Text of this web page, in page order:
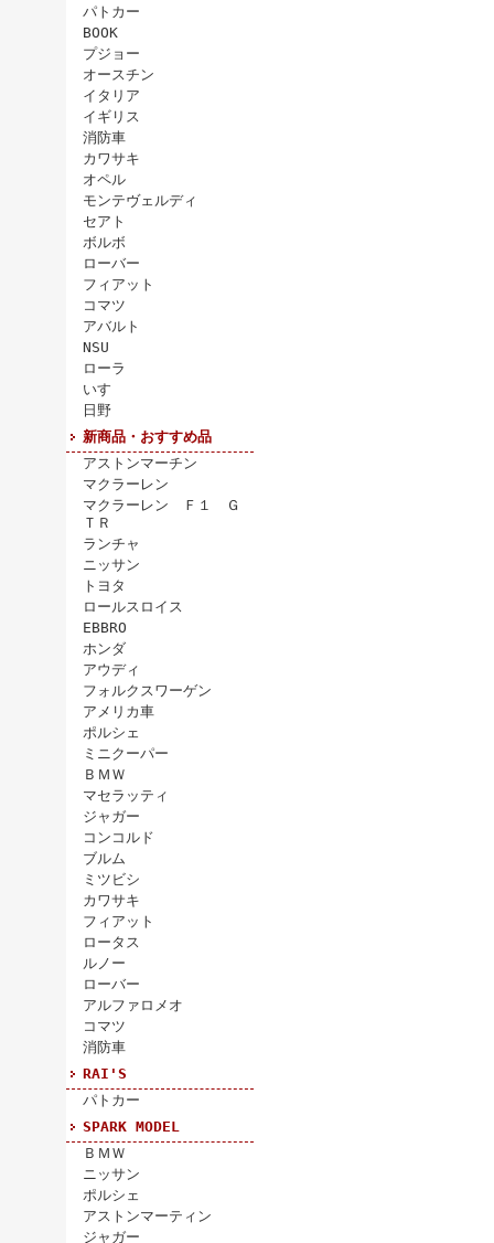
パトカー
BOOK
プジョー
オースチン
イタリア
イギリス
消防車
カワサキ
オペル
モンテヴェルディ
セアト
ボルボ
ローバー
フィアット
コマツ
アバルト
NSU
ローラ
いすゞ
日野
新商品・おすすめ品
アストンマーチン
マクラーレン
マクラーレン Ｆ１ Ｇ
ＴＲ
ランチャ
ニッサン
トヨタ
ロールスロイス
EBBRO
ホンダ
アウディ
フォルクスワーゲン
アメリカ車
ポルシェ
ミニクーパー
ＢＭＷ
マセラッティ
ジャガー
コンコルド
ブルム
ミツビシ
カワサキ
フィアット
ロータス
ルノー
ローバー
アルファロメオ
コマツ
消防車
RAI'S
パトカー
SPARK MODEL
ＢＭＷ
ニッサン
ポルシェ
アストンマーティン
ジャガー